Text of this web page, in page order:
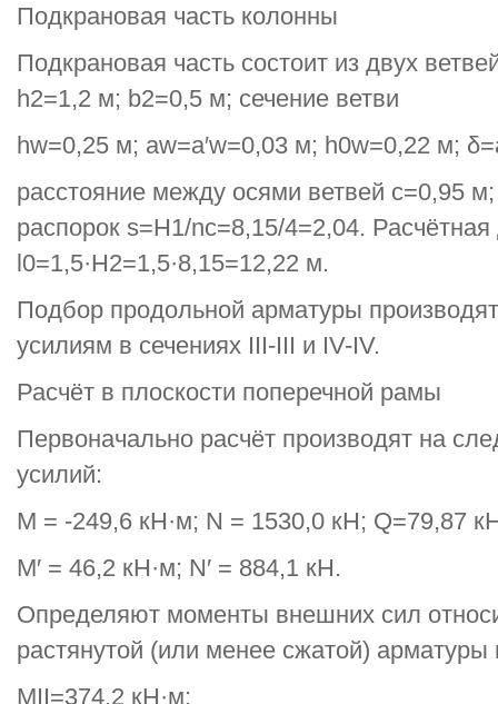
Подкрановая часть колонны
Подкрановая часть состоит из двух
h2=1,2 м; b2=0,5 м; сечение ветви
hw=0,25 м; aw=a′w=0,03 м; h0w=0,22 м;
расстояние между осями ветвей с=0,95
распорок s=H1/nc=8,15/4=2,04.
l0=1,5·H2=1,5·8,15=12,22 м.
Подбор продольной арматуры
усилиям в сечениях III-III и IV-IV.
Расчёт в плоскости поперечной рамы
Первоначально расчёт производят на
усилий:
М = -249,6 кН·м; N = 1530,0 кН; Q=79,87
М′ = 46,2 кН·м; N′ = 884,1 кН.
Определяют моменты внешних сил
растянутой (или менее сжатой) арматуры
MII=374,2 кН·м;